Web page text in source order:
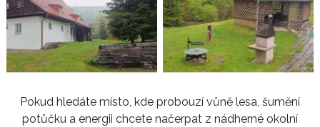
Pokud hledáte místo, kde probouzí vůně lesa, šumění
potůčku a energii chcete načerpat z nádherné okolní